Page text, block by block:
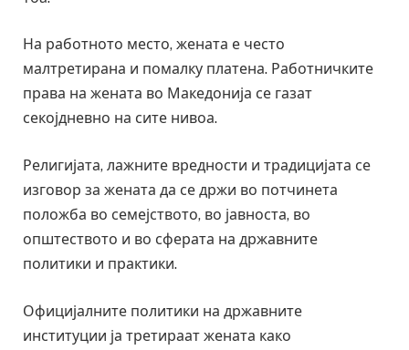
На работното место, жената е често
малтретирана и помалку платена. Работничките
права на жената во Македонија се газат
секојдневно на сите нивоа.
Религијата, лажните вредности и традицијата се
изговор за жената да се држи во потчинета
положба во семејството, во јавноста, во
општеството и во сферата на државните
политики и практики.
Официјалните политики на државните
институции ја третираат жената како